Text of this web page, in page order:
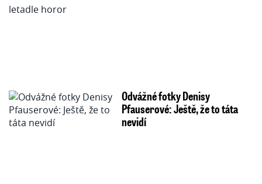
Odvážné fotky Denisy
Pfauserové: Ještě, že to táta
nevidí